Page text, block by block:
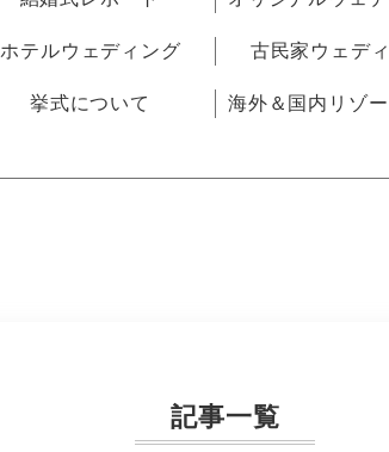
ホテルウェディング 古民家ウェデ
挙式について 海外＆国内リゾ
記事一覧